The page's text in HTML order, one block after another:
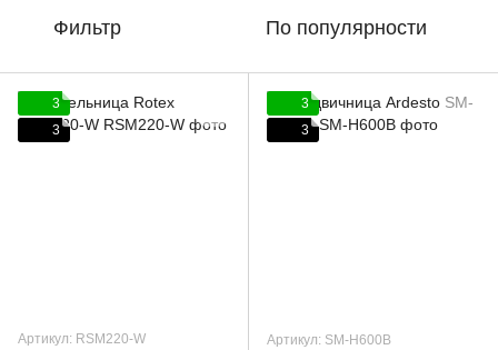
Фильтр По популярности
3
3
Артикул: RSM220-W
3
3
Артикул: SM-H600B